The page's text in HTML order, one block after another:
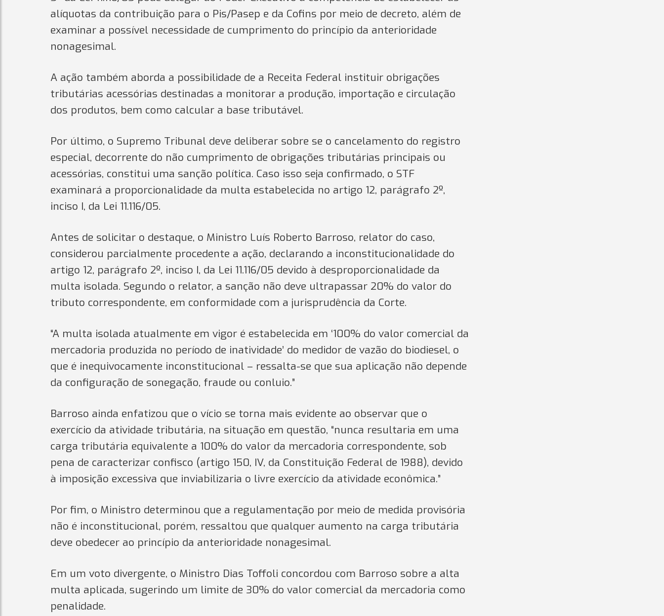
alíquotas da contribuição para o Pis/Pasep e da Cofins por meio de decreto, além de
examinar a possível necessidade de cumprimento do princípio da anterioridade
nonagesimal.
A ação também aborda a possibilidade de a Receita Federal instituir obrigações
tributárias acessórias destinadas a monitorar a produção, importação e circulação
dos produtos, bem como calcular a base tributável.
Por último, o Supremo Tribunal deve deliberar sobre se o cancelamento do registro
especial, decorrente do não cumprimento de obrigações tributárias principais ou
acessórias, constitui uma sanção política. Caso isso seja confirmado, o STF
examinará a proporcionalidade da multa estabelecida no artigo 12, parágrafo 2º,
inciso I, da Lei 11.116/05.
Antes de solicitar o destaque, o Ministro Luís Roberto Barroso, relator do caso,
considerou parcialmente procedente a ação, declarando a inconstitucionalidade do
artigo 12, parágrafo 2º, inciso I, da Lei 11.116/05 devido à desproporcionalidade da
multa isolada. Segundo o relator, a sanção não deve ultrapassar 20% do valor do
tributo correspondente, em conformidade com a jurisprudência da Corte.
“A multa isolada atualmente em vigor é estabelecida em ‘100% do valor comercial da
mercadoria produzida no período de inatividade’ do medidor de vazão do biodiesel, o
que é inequivocamente inconstitucional – ressalta-se que sua aplicação não depende
da configuração de sonegação, fraude ou conluio.”
Barroso ainda enfatizou que o vício se torna mais evidente ao observar que o
exercício da atividade tributária, na situação em questão, “nunca resultaria em uma
carga tributária equivalente a 100% do valor da mercadoria correspondente, sob
pena de caracterizar confisco (artigo 150, IV, da Constituição Federal de 1988), devido
à imposição excessiva que inviabilizaria o livre exercício da atividade econômica.”
Por fim, o Ministro determinou que a regulamentação por meio de medida provisória
não é inconstitucional, porém, ressaltou que qualquer aumento na carga tributária
deve obedecer ao princípio da anterioridade nonagesimal.
Em um voto divergente, o Ministro Dias Toffoli concordou com Barroso sobre a alta
multa aplicada, sugerindo um limite de 30% do valor comercial da mercadoria como
penalidade.